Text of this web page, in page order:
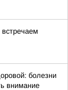
болезни
внимание